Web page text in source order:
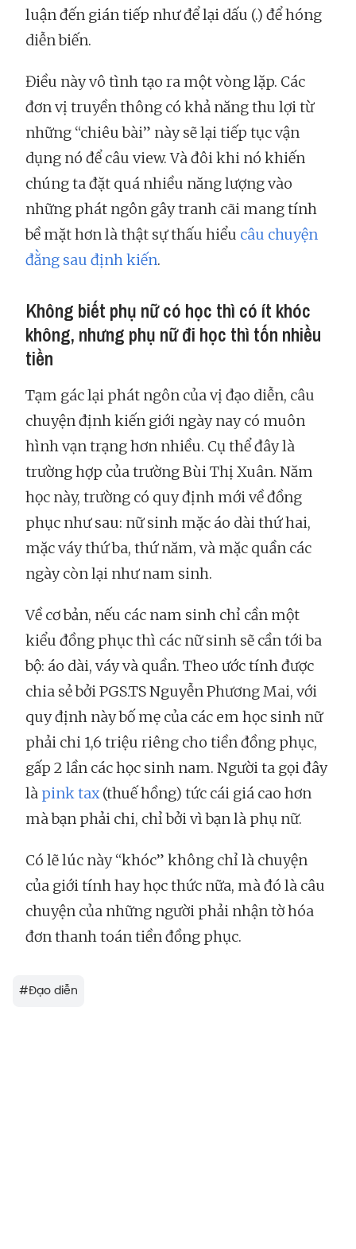
luận đến gián tiếp như để lại dấu (.) để hóng
diễn biến.
Điều này vô tình tạo ra một vòng lặp. Các
đơn vị truyền thông có khả năng thu lợi từ
những “chiêu bài” này sẽ lại tiếp tục vận
dụng nó để câu view. Và đôi khi nó khiến
chúng ta đặt quá nhiều năng lượng vào
những phát ngôn gây tranh cãi mang tính
bề mặt hơn là thật sự thấu hiểu câu chuyện
đằng sau định kiến.
Không biết phụ nữ có học thì có ít khóc
không, nhưng phụ nữ đi học thì tốn nhiều
tiền
Tạm gác lại phát ngôn của vị đạo diễn, câu
chuyện định kiến giới ngày nay có muôn
hình vạn trạng hơn nhiều. Cụ thể đây là
trường hợp của trường Bùi Thị Xuân. Năm
học này, trường có quy định mới về đồng
phục như sau: nữ sinh mặc áo dài thứ hai,
mặc váy thứ ba, thứ năm, và mặc quần các
ngày còn lại như nam sinh.
Về cơ bản, nếu các nam sinh chỉ cần một
kiểu đồng phục thì các nữ sinh sẽ cần tới ba
bộ: áo dài, váy và quần. Theo ước tính được
chia sẻ bởi PGS.TS Nguyễn Phương Mai, với
quy định này bố mẹ của các em học sinh nữ
phải chi 1,6 triệu riêng cho tiền đồng phục,
gấp 2 lần các học sinh nam. Người ta gọi đây
là pink tax(thuế hồng) tức cái giá cao hơn
mà bạn phải chi, chỉ bởi vì bạn là phụ nữ.
Có lẽ lúc này “khóc” không chỉ là chuyện
của giới tính hay học thức nữa, mà đó là câu
chuyện của những người phải nhận tờ hóa
đơn thanh toán tiền đồng phục.
#Đạo diễn